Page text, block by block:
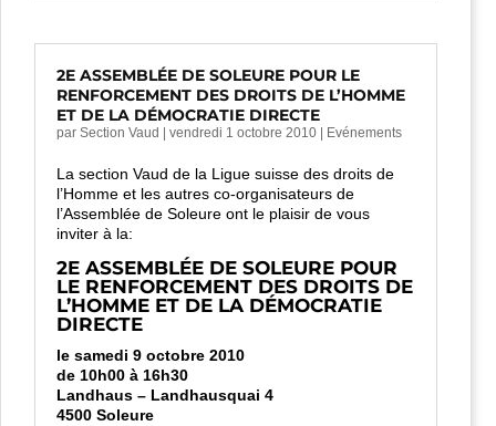
2E ASSEMBLÉE DE SOLEURE POUR LE
RENFORCEMENT DES DROITS DE L’HOMME
ET DE LA DÉMOCRATIE DIRECTE
par Section Vaud vendredi 1 octobre 2010 Evénements
La section Vaud de la Ligue suisse des droits de
l’Homme et les autres co-organisateurs de
l’Assemblée de Soleure ont le plaisir de vous
inviter à la:
2E ASSEMBLÉE DE SOLEURE POUR
LE RENFORCEMENT DES DROITS DE
L’HOMME ET DE LA DÉMOCRATIE
DIRECTE
le samedi 9 octobre 2010
de 10h00 à 16h30
Landhaus – Landhausquai 4
4500 Soleure